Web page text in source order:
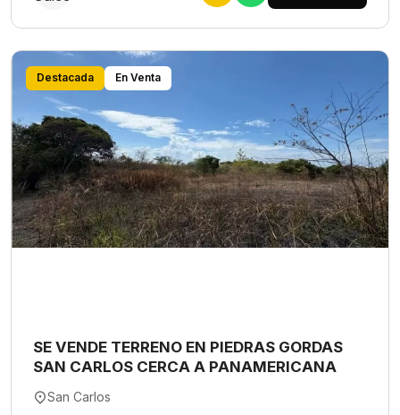
Destacada En Venta
SE VENDE TERRENO EN PIEDRAS GORDAS
SAN CARLOS CERCA A PANAMERICANA
San Carlos